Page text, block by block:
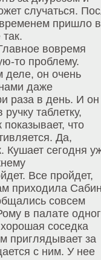
случаться.
пришло в
вовремя
то проблему.
деле, он очень
даже
раза в день. И он
таблетку,
что
Да,
Кушает сегодня
Все пройдет,
приходила
совсем
в палате
соседка
приглядывает за
с ним. У нее